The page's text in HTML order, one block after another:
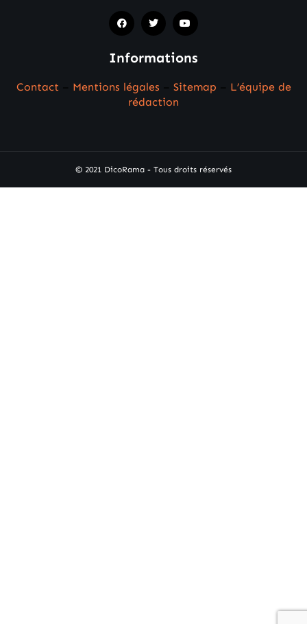
Informations
Contact Mentions légales Sitemap
L’équipe de
rédaction
© 2021 DicoRama - Tous droits réservés